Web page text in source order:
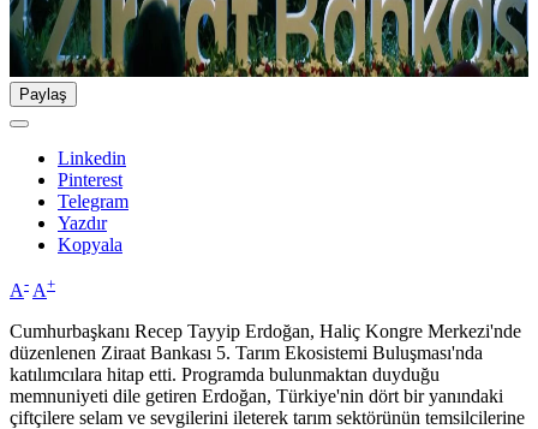
Paylaş
Linkedin
Pinterest
Telegram
Yazdır
Kopyala
A- A+
Cumhurbaşkanı Recep Tayyip Erdoğan, Haliç Kongre Merkezi'nde
düzenlenen Ziraat Bankası 5. Tarım Ekosistemi Buluşması'nda
katılımcılara hitap etti. Programda bulunmaktan duyduğu
memnuniyeti dile getiren Erdoğan, Türkiye'nin dört bir yanındaki
çiftçilere selam ve sevgilerini ileterek tarım sektörünün temsilcilerine